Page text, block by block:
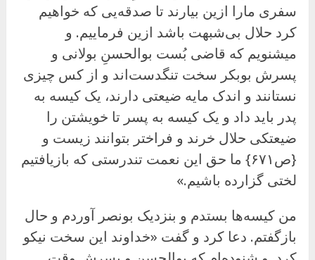
سفری مارا ازین بیارند تا صدقه‌یی که خواهیم
کرد حلال بی‌شبهت باشد ازین فرماییم. و
میشنویم که قاضی بُست بوالحسنِ بولانی و
پسرش بوبکر سخت تنگدست‌اند و از کس چیزی
نستانند و اندک مایه ضیعتی دارند، یک کیسه به
پدر باید داد و یک کیسه به پسر تا خویشتن را
ضیعتکی حلال خرند و فراختر بتوانند زیست و
{ص۶۷۱} ما حق این نعمت تندرستی که بازیافتیم
لختی گزارده باشیم.»
من کیسه‌ها بستدم و بنزدیک بونصر آوردم و حال
بازگفتم. دعا کرد و گفت «خداوند این سخت نیکو